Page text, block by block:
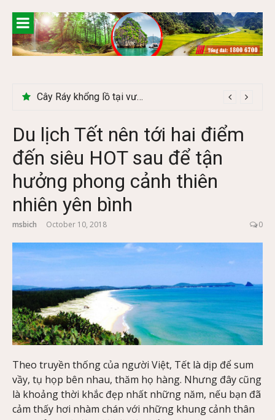
content
Khám phá chợ phiên Bắc Hà có gì đặc biệt
Du lịch Tết nên tới hai điểm
đến siêu HOT sau để tận
hưởng phong cảnh thiên
nhiên yên bình
msbich October 10, 2018 0
Theo truyền thống của người Việt, Tết là dịp để sum
vầy, tụ họp bên nhau, thăm họ hàng. Nhưng đây cũng
là khoảng thời khắc đẹp nhất những năm, nếu bạn đã
cảm thấy hơi nhàm chán với những khung cảnh thân